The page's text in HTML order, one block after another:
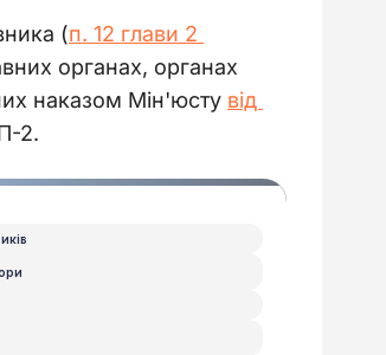
(п. 12 глави 2
органах, органах
наказом Мін'юсту від
2.